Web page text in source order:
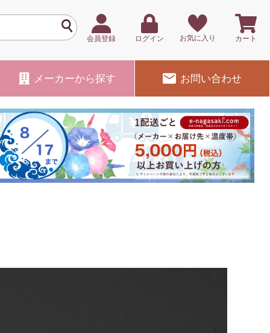
会員登録 ログイン お気に入り カート
メーカーから探す お問い合わせ